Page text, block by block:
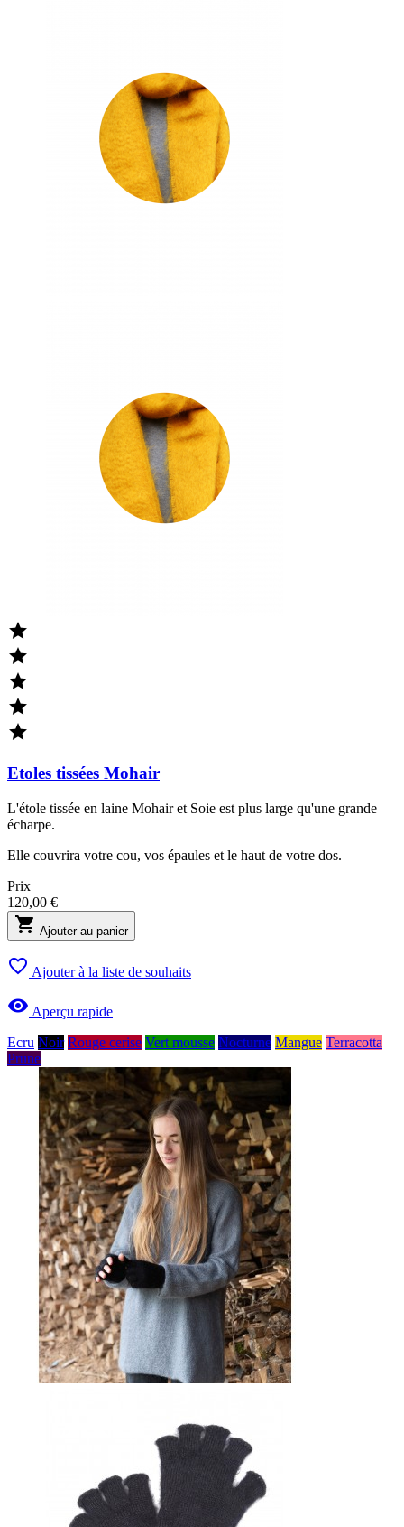





Etoles tissées Mohair
L'étole tissée en laine Mohair et Soie est plus large qu'une grande
écharpe.
Elle couvrira votre cou, vos épaules et le haut de votre dos.
Prix
120,00 €
 Ajouter au panier
 Ajouter à la liste de souhaits
 Aperçu rapide
Ecru Noir Rouge cerise Vert mousse Nocturne Mangue Terracotta
Prune